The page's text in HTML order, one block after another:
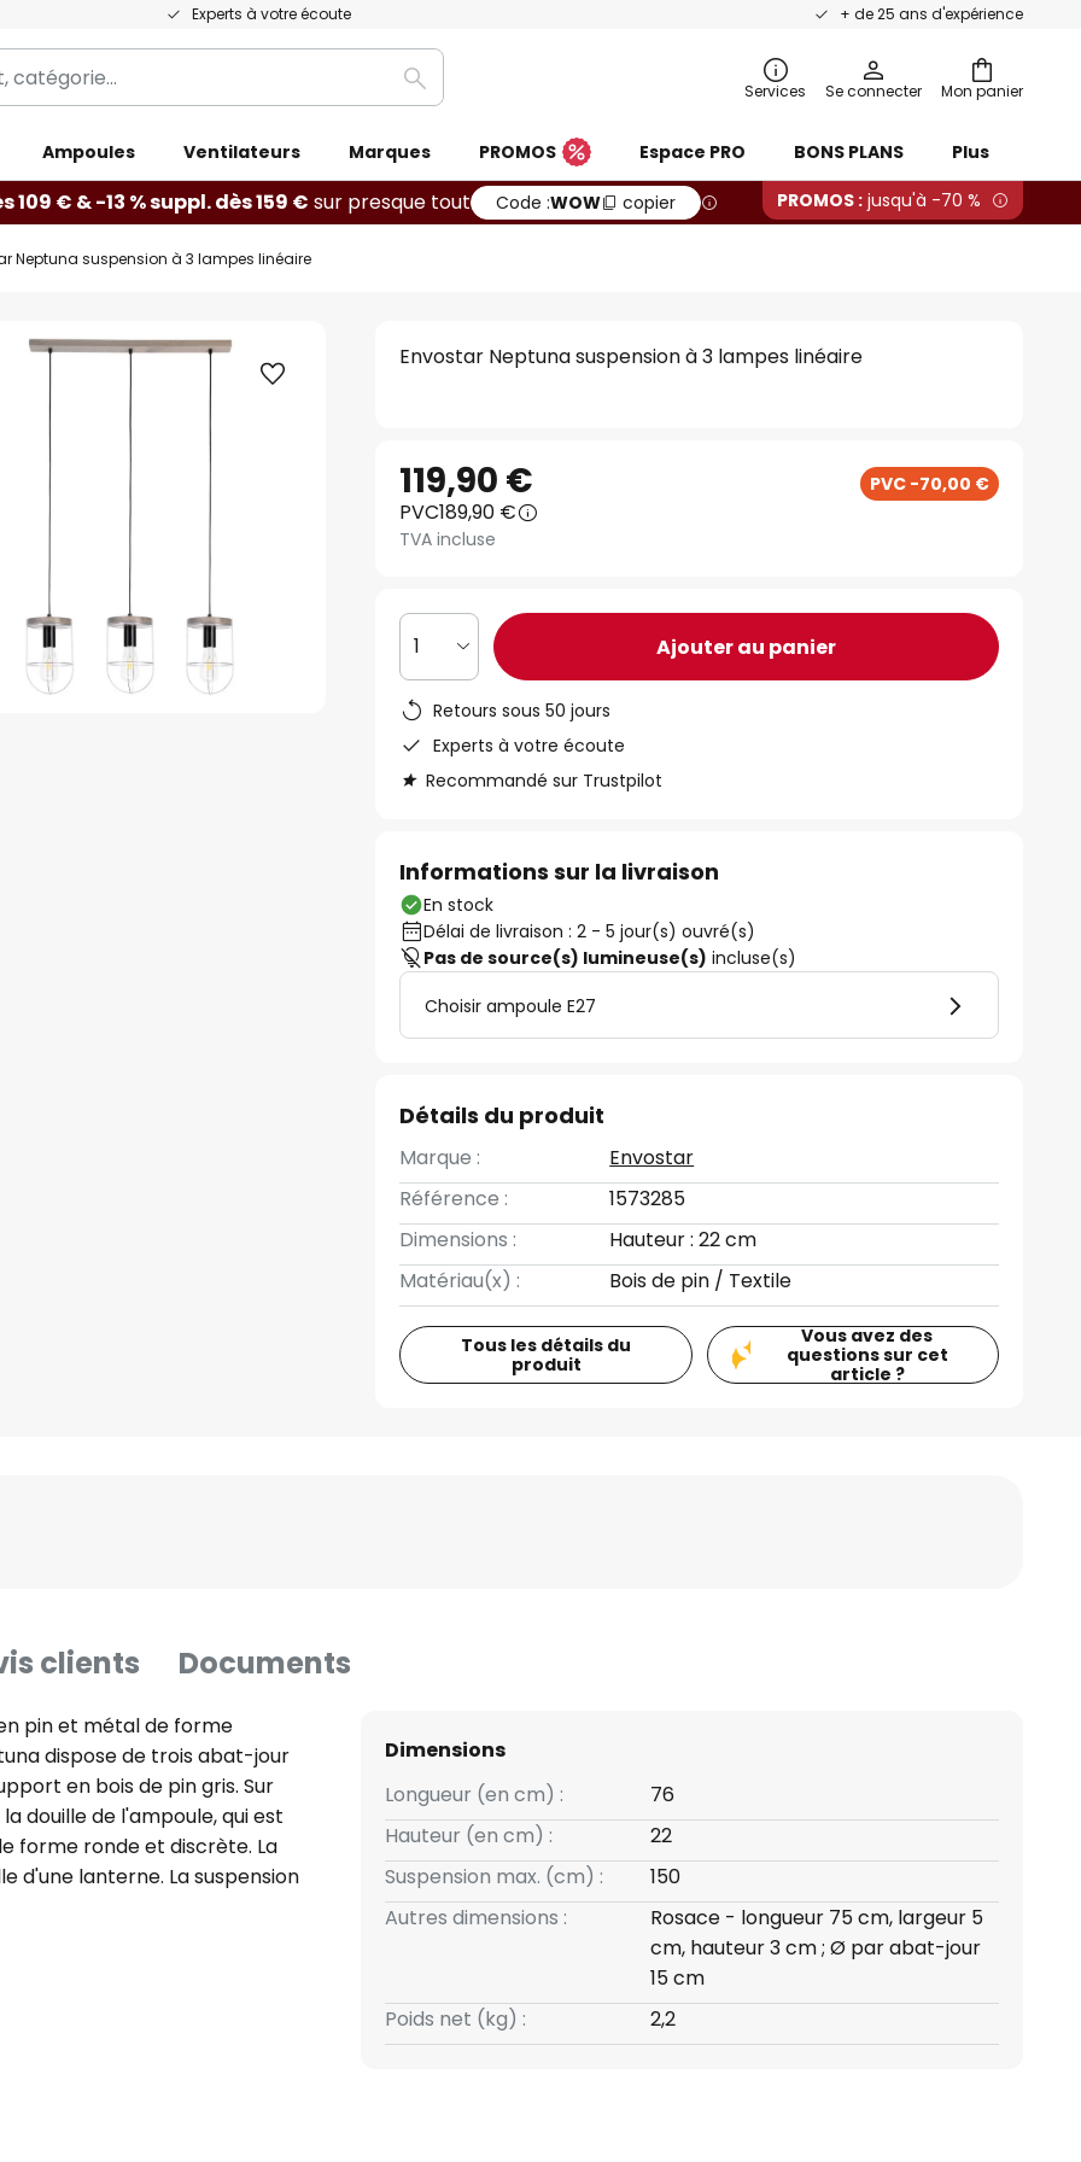
Experts à votre écoute + de 25 ans d'expérience
Mon panier
Rechercher Services Se connecter
Ampoules Ventilateurs Marques PROMOS Espace PRO BONS PLANS Plus
109 € & -13 % suppl. dès 159 € sur presque tout Code :WOW copier PROMOS : jusqu'à -70 %
Neptuna suspension à 3 lampes linéaire
Envostar Neptuna suspension à 3 lampes linéaire
119,90 € PVC -70,00 €
PVC189,90 €
TVA incluse
1 Ajouter au panier
Retours sous 50 jours
Experts à votre écoute
Recommandé sur Trustpilot
Informations sur la livraison
En stock
Délai de livraison : 2 - 5 jour(s) ouvré(s)
Pas de source(s) lumineuse(s) incluse(s)
Choisir ampoule E27
Détails du produit
Marque :
Envostar
Référence :
1573285
Dimensions :
Hauteur : 22 cm
Matériau(x) :
Bois de pin / Textile
Tous les détails du
produit
Vous avez des
questions sur cet
article ?
clients Documents
pin et métal de forme
dispose de trois abat-jour
en bois de pin gris. Sur
douille de l'ampoule, qui est
forme ronde et discrète. La
d'une lanterne. La suspension
de la table du salon ou
Celle-ci peut être choisie
de manière idéale à l'espace
décoratives
suspensions. Les spots
Dimensions
Longueur (en cm) :
76
Hauteur (en cm) :
22
Suspension max. (cm) :
150
Autres dimensions :
Rosace - longueur 75 cm, largeur 5
cm, hauteur 3 cm ; Ø par abat-jour
15 cm
Poids net (kg) :
2,2